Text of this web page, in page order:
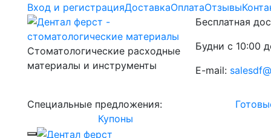
Вход и регистрацияДоставкаОплатаОтзывы
Стоматологические расходные
материалы и инструменты
Бесплатная
Будни с 10:00
E-mail:
Специальные предложения:
Купоны